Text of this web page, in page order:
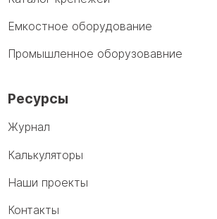
Емкостное оборудование
Промышленное оборузовавние
Ресурсы
Журнал
Калькуляторы
Наши проекты
Контакты